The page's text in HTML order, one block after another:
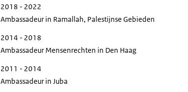
2018 - 2022
Ambassadeur in Ramallah, Palestijnse Gebieden
2014 - 2018
Ambassadeur Mensenrechten in Den Haag
2011 - 2014
Ambassadeur in Juba